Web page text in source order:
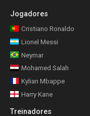
Jogadores
Cristiano Ronaldo
Lionel Messi
Neymar
Mohamed Salah
Kylian Mbappe
Harry Kane
Treinadores